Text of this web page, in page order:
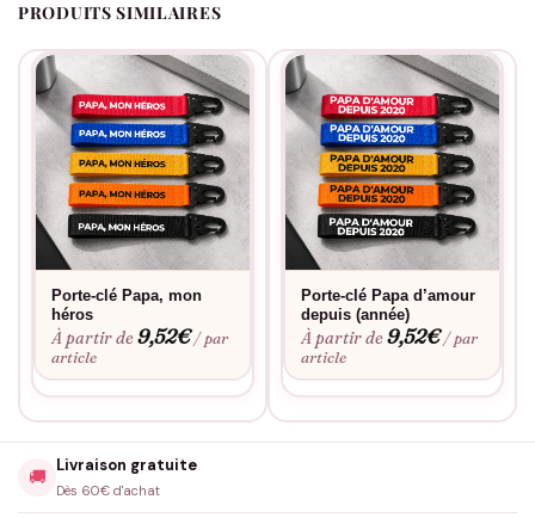
Envie d’aller plus loin ?Nos idées pour Papa t’attendent.
PRODUITS SIMILAIRES
Porte-clé Papa, mon
héros
À partir de9,52€ / par
article
Porte-clé Papa d’amour
depuis (année)
À partir de9,52€ / par
article
🚚
Livraison gratuite
Dès 60€ d'achat